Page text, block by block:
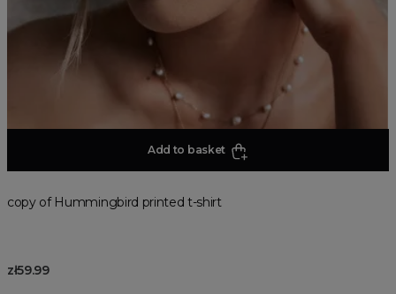
Add to basket
copy of Hummingbird printed t-shirt
zł59.99